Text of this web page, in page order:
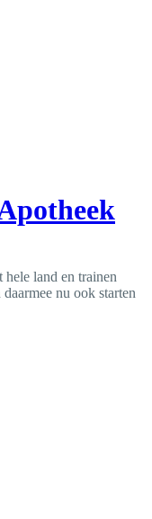
hele land en trainen
nu ook starten